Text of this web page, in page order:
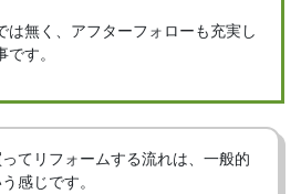
は無く、アフターフォローも充実し
す。
てリフォームする流れは、一般的
感じです。